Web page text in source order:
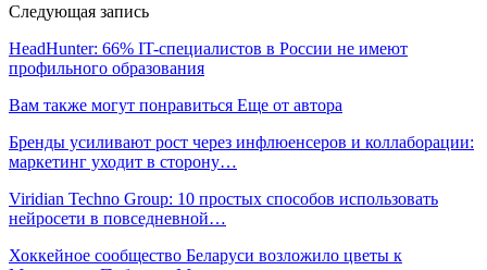
Следующая запись
HeadHunter: 66% IT-специалистов в России не имеют
профильного образования
Вам также могут понравиться Еще от автора
Бренды усиливают рост через инфлюенсеров и коллаборации:
маркетинг уходит в сторону…
Viridian Techno Group: 10 простых способов использовать
нейросети в повседневной…
Хоккейное сообщество Беларуси возложило цветы к